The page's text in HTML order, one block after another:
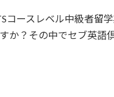
コースレベル中級者留
か？その中でセブ英語